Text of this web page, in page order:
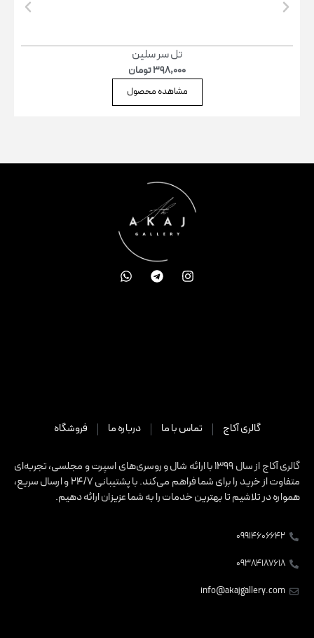
تومان
مشاهده محصول
تماس با ما درباره ما فروشگاه
گالری آکاج از سال 1399 با ارائه شال و روسری‌های اسپرت و مجلسی، تجربه‌ای
متفاوت از خرید را برای شما فراهم می‌کند. با پشتیبانی 24/7 و ارسال سریع،
تا بهترین خدمات را به شما عزیزان ارائه دهیم.